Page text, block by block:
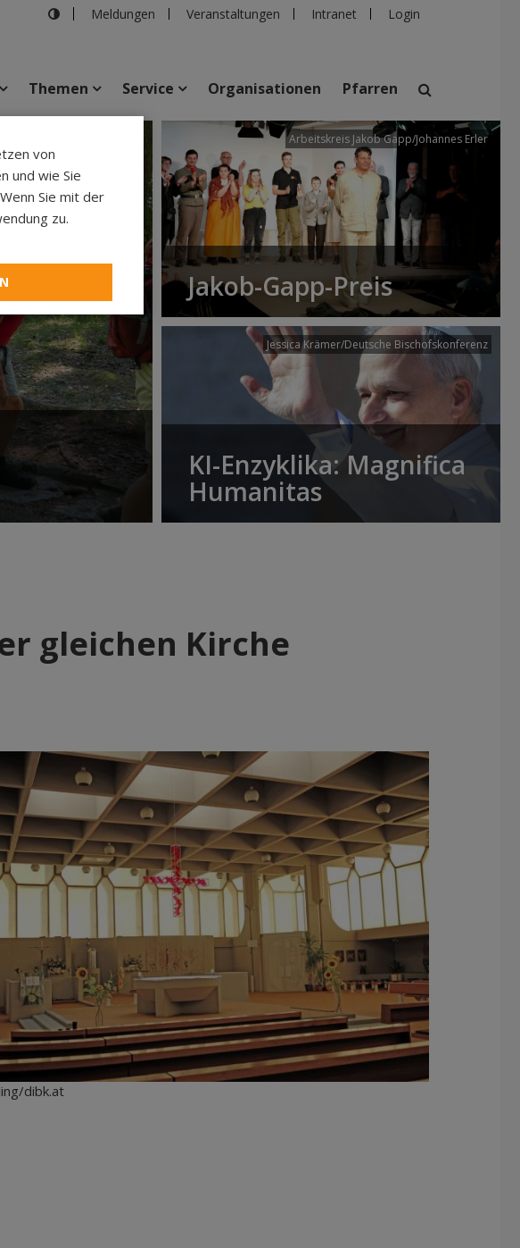
Meldungen Veranstaltungen Intranet Login
suchen
Veranstaltungen Personen Pfarren Einrichtungen
Themen Service Organisationen Pfarren
Arbeitskreis Jakob Gapp/Johannes Erler
Jakob-Gapp-Preis
Jessica Krämer/Deutsche Bischofskonferenz
KI-Enzyklika: Magnifica
Humanitas
gleichen Kirche
dibk.at
von
und wie Sie
Sie mit der
zu.